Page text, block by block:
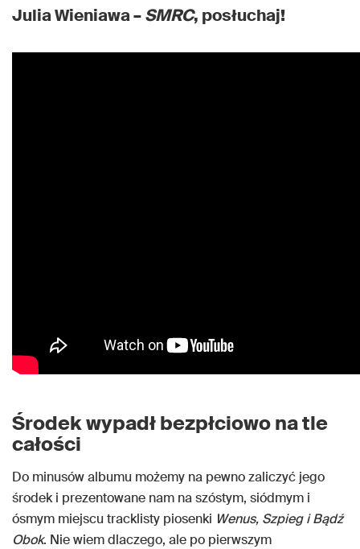
Julia Wieniawa –SMRC, posłuchaj!
Środek wypadł bezpłciowo na tle
całości
Do minusów albumu możemy na pewno zaliczyć jego
środek i prezentowane nam na szóstym, siódmym i
ósmym miejscu tracklisty piosenki Wenus, Szpieg i Bądź
Obok. Nie wiem dlaczego, ale po pierwszym